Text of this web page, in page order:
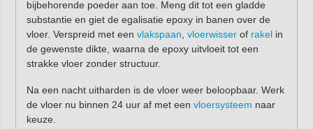
bijbehorende poeder aan toe. Meng dit tot een gladde
substantie en giet de egalisatie epoxy in banen over de
vloer. Verspreid met een vlakspaan, vloerwisserof rakelin
de gewenste dikte, waarna de epoxy uitvloeit tot een
strakke vloer zonder structuur.
Na een nacht uitharden is de vloer weer beloopbaar. Werk
de vloer nu binnen 24 uur af met een vloersysteem naar
keuze.